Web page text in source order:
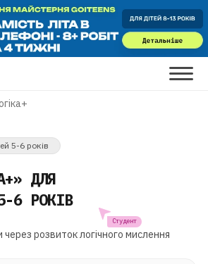
5-6 років
ДЛЯ
6 РОКІВ
Студент
розвиток логічного мислення